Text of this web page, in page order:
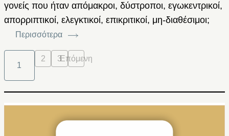
γονείς που ήταν απόμακροι, δύστροποι, εγωκεντρικοί,
απορριπτικοί, ελεγκτικοί, επικριτικοί, μη-διαθέσιμοι;
Περισσότερα
1
2 3Επόμενη